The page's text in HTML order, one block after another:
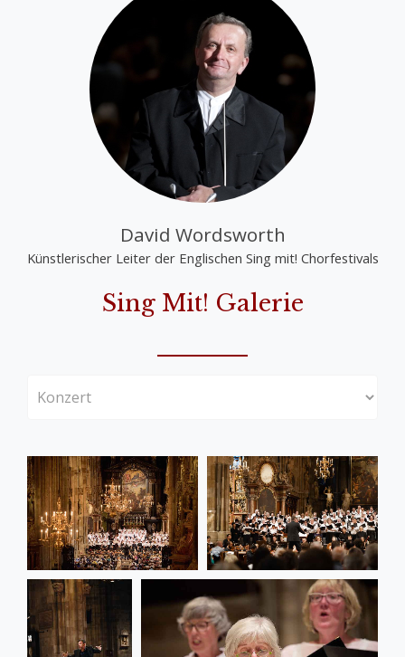
David Wordsworth
Künstlerischer Leiter der Englischen Sing mit! Chorfestivals
Sing Mit! Galerie